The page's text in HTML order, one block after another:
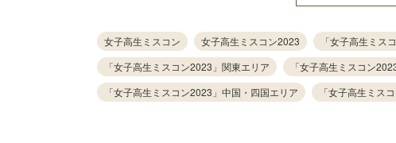
女子高生ミスコン 女子高生ミスコン2023
「女子高生ミス
「女子高生ミスコン2023」関東エリア
「女子高生ミスコン
「女子高生ミスコン2023」中国・四国エリア
「女子高生ミス